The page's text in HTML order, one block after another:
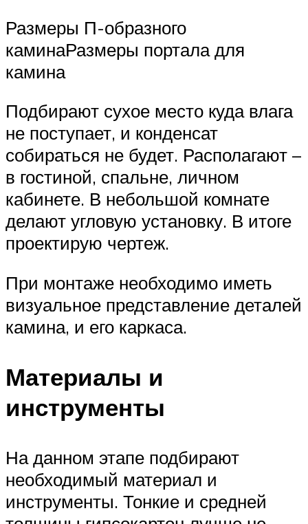
Размеры П-образного
каминаРазмеры портала для
камина
Подбирают сухое место куда влага
не поступает, и конденсат
собираться не будет. Располагают –
в гостиной, спальне, личном
кабинете. В небольшой комнате
делают угловую установку. В итоге
проектирую чертеж.
При монтаже необходимо иметь
визуальное представление деталей
камина, и его каркаса.
Материалы и
инструменты
На данном этапе подбирают
необходимый материал и
инструменты. Тонкие и средней